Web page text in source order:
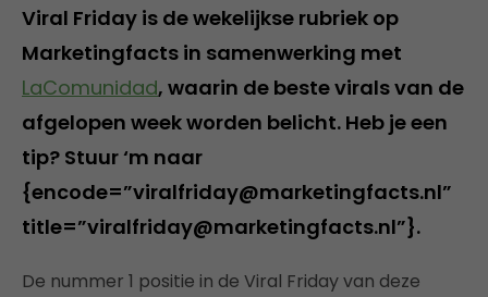
Viral Friday is de wekelijkse rubriek op
Marketingfacts in samenwerking met
LaComunidad, waarin de beste virals van de
afgelopen week worden belicht. Heb je een
tip? Stuur ‘m naar
{encode=”viralfriday@marketingfacts.nl”
title=”viralfriday@marketingfacts.nl”}.
De nummer 1 positie in de Viral Friday van deze